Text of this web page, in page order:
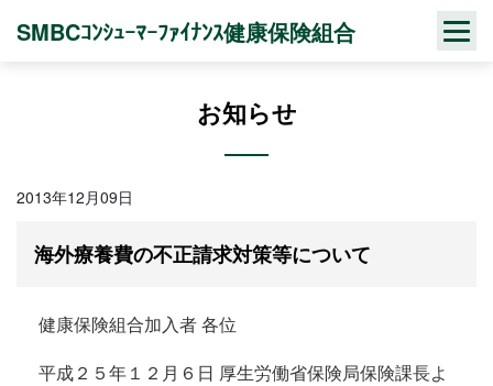
SMBCｺﾝｼｭｰﾏｰﾌｧｲﾅﾝｽ健康保険組合
お知らせ
2013年12月09日
海外療養費の不正請求対策等について
健康保険組合加入者 各位
平成２５年１２月６日 厚生労働省保険局保険課長よ